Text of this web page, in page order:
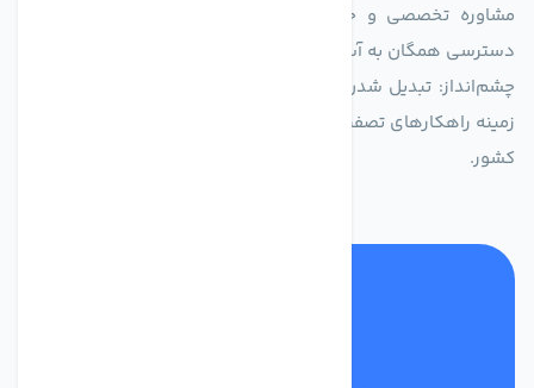
مشاوره تخصصی و خدمات پس از فروش مطمئن برای تضمین
دسترسی همگان به آب پاک و سالم.
چشم‌انداز: تبدیل شدن به انتخاب اول صنایع و مصرف‌کنندگان در
زمینه راهکارهای تصفیه آب و ایفای نقشی کلیدی در حفظ منابع آبی
کشور.